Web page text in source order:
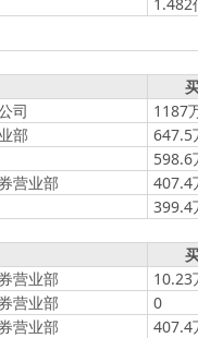
司
1187
部
647.5
598.6
营业部
407.4
399.4
营业部
10.23
营业部
0
营业部
407.4